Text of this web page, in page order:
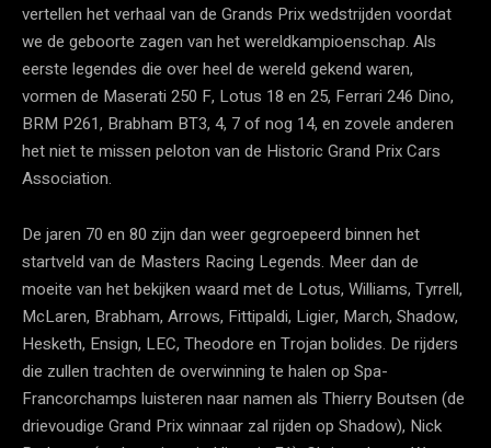
vertellen het verhaal van de Grands Prix wedstrijden voordat
we de geboorte zagen van het wereldkampioenschap. Als
eerste legendes die over heel de wereld gekend waren,
vormen de Maserati 250 F, Lotus 18 en 25, Ferrari 246 Dino,
BRM P261, Brabham BT3, 4, 7 of nog 14, en zovele anderen
het niet te missen peloton van de Historic Grand Prix Cars
Association.
De jaren 70 en 80 zijn dan weer gegroepeerd binnen het
startveld van de Masters Racing Legends. Meer dan de
moeite van het bekijken waard met de Lotus, Williams, Tyrrell,
McLaren, Brabham, Arrows, Fittipaldi, Ligier, March, Shadow,
Hesketh, Ensign, LEC, Theodore en Trojan bolides. De rijders
die zullen trachten de overwinning te halen op Spa-
Francorchamps luisteren naar namen als Thierry Boutsen (de
drievoudige Grand Prix winnaar zal rijden op Shadow), Nick